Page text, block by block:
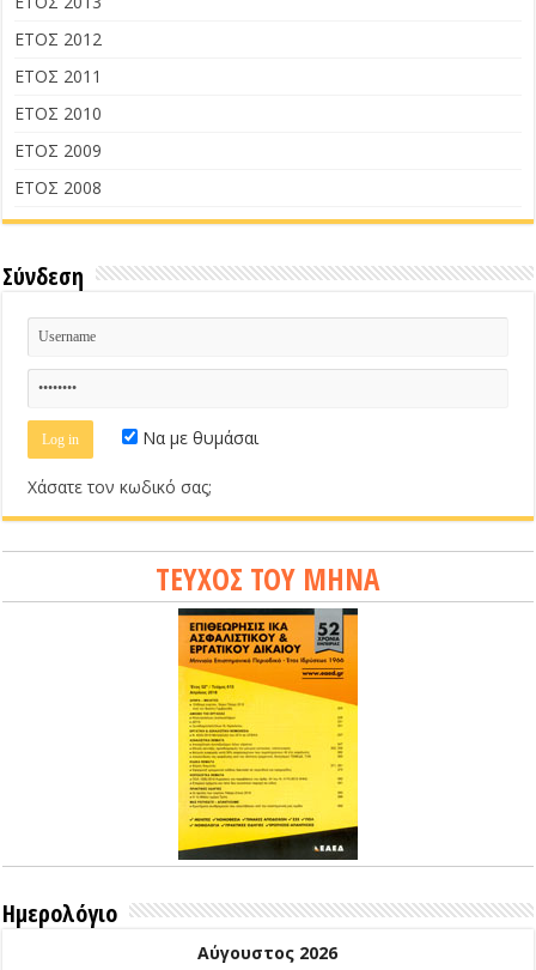
ΕΤΟΣ 2012
ΕΤΟΣ 2011
ΕΤΟΣ 2010
ΕΤΟΣ 2009
ΕΤΟΣ 2008
Σύνδεση
Να με θυμάσαι
Χάσατε τον κωδικό σας;
ΤΕΥΧΟΣ ΤΟΥ ΜΗΝΑ
Ημερολόγιο
Αύγουστος 2026